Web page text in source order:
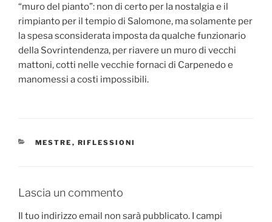
“muro del pianto”: non di certo per la nostalgia e il
rimpianto per il tempio di Salomone, ma solamente per
la spesa sconsiderata imposta da qualche funzionario
della Sovrintendenza, per riavere un muro di vecchi
mattoni, cotti nelle vecchie fornaci di Carpenedo e
manomessi a costi impossibili.
CATEGORIE
MESTRE , RIFLESSIONI
Lascia un commento
Il tuo indirizzo email non sarà pubblicato. I campi